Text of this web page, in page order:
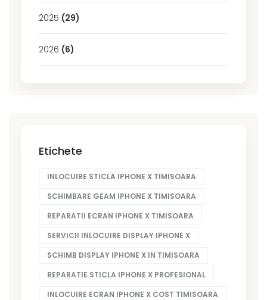
2025 (29)
2026 (6)
Etichete
INLOCUIRE STICLA IPHONE X TIMISOARA
SCHIMBARE GEAM IPHONE X TIMISOARA
REPARATII ECRAN IPHONE X TIMISOARA
SERVICII INLOCUIRE DISPLAY IPHONE X
SCHIMB DISPLAY IPHONE X IN TIMISOARA
REPARATIE STICLA IPHONE X PROFESIONAL
INLOCUIRE ECRAN IPHONE X COST TIMISOARA